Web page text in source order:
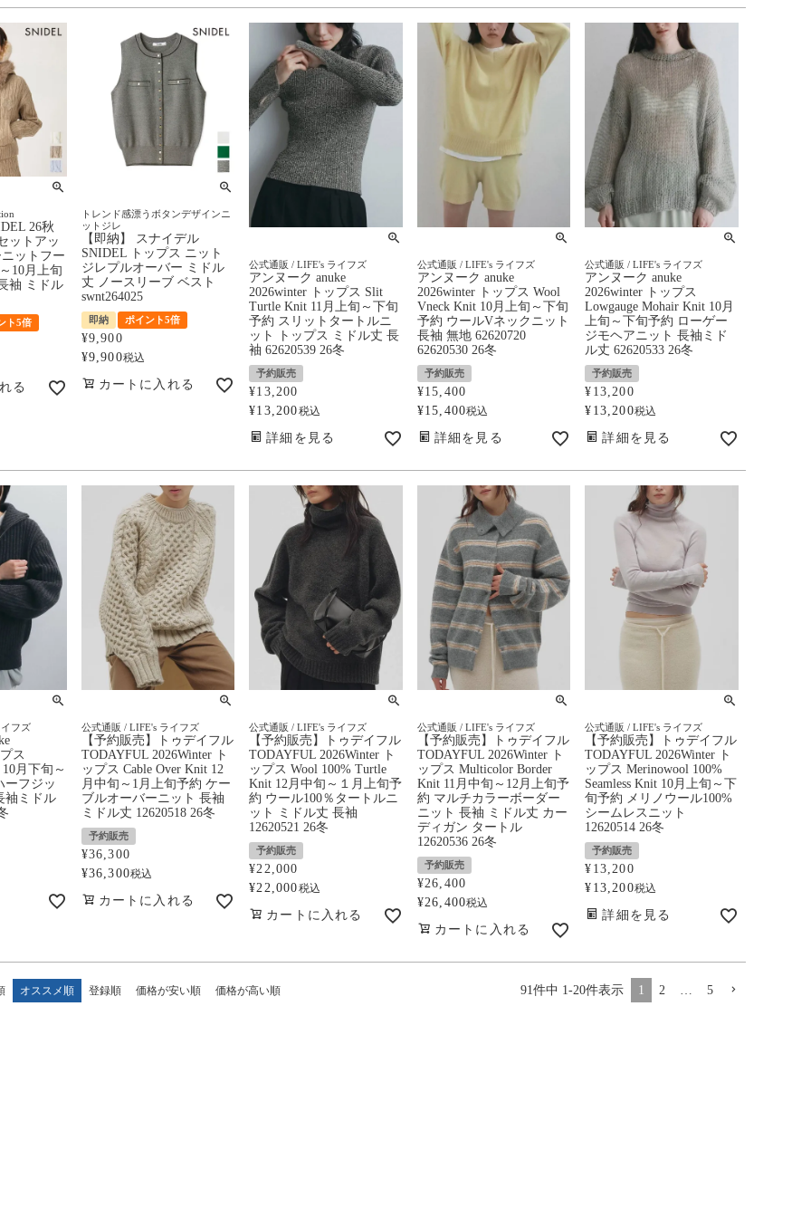
26秋
ットアッ
ットフー
10月上旬
袖 ミドル
ト5倍
る
トレンド感漂うボタンデザインニ
ットジレ
【即納】 スナイデル
SNIDEL トップス ニット
ジレプルオーバー ミドル
丈 ノースリーブ ベスト
swnt264025
即納 ポイント5倍
¥9,900
¥9,900税込
カートに入れる
公式通販 / LIFE's ライフズ
アンヌーク anuke
2026winter トップス Slit
Turtle Knit 11月上旬～下旬
予約 スリットタートルニ
ット トップス ミドル丈 長
袖 62620539 26冬
予約販売
¥13,200
¥13,200税込
詳細を見る
公式通販 / LIFE's ライフズ
アンヌーク anuke
2026winter トップス Wool
Vneck Knit 10月上旬～下旬
予約 ウールVネックニット
長袖 無地 62620720
62620530 26冬
予約販売
¥15,400
¥15,400税込
詳細を見る
公式通販 / LIFE's ライフズ
アンヌーク anuke
2026winter トップス
Lowgauge Mohair Knit 10月
上旬～下旬予約 ローゲー
ジモヘアニット 長袖ミド
ル丈 62620533 26冬
予約販売
¥ 13,200
¥ 13,200税込
詳細を見る
フズ
ス
月下旬～
ーフジッ
袖ミドル
公式通販 / LIFE's ライフズ
【予約販売】トゥデイフル
TODAYFUL 2026Winter ト
ップス Cable Over Knit 12
月中旬～1月上旬予約 ケー
ブルオーバーニット 長袖
ミドル丈 12620518 26冬
予約販売
¥36,300
¥36,300税込
カートに入れる
公式通販 / LIFE's ライフズ
【予約販売】トゥデイフル
TODAYFUL 2026Winter ト
ップス Wool 100% Turtle
Knit 12月中旬～１月上旬予
約 ウール100％タートルニ
ット ミドル丈 長袖
12620521 26冬
予約販売
¥22,000
¥22,000税込
カートに入れる
公式通販 / LIFE's ライフズ
【予約販売】トゥデイフル
TODAYFUL 2026Winter ト
ップス Multicolor Border
Knit 11月中旬～12月上旬予
約 マルチカラーボーダー
ニット 長袖 ミドル丈 カー
ディガン タートル
12620536 26冬
予約販売
¥26,400
¥26,400税込
カートに入れる
公式通販 / LIFE's ライフズ
【予約販売】トゥデイフル
TODAYFUL 2026Winter ト
ップス Merinowool 100%
Seamless Knit 10月上旬～下
旬予約 メリノウール100%
シームレスニット
12620514 26冬
予約販売
¥ 13,200
¥ 13,200税込
詳細を見る
オススメ順 登録順 価格が安い順 価格が高い順 91件中 1-20件表示 1 2 … 5